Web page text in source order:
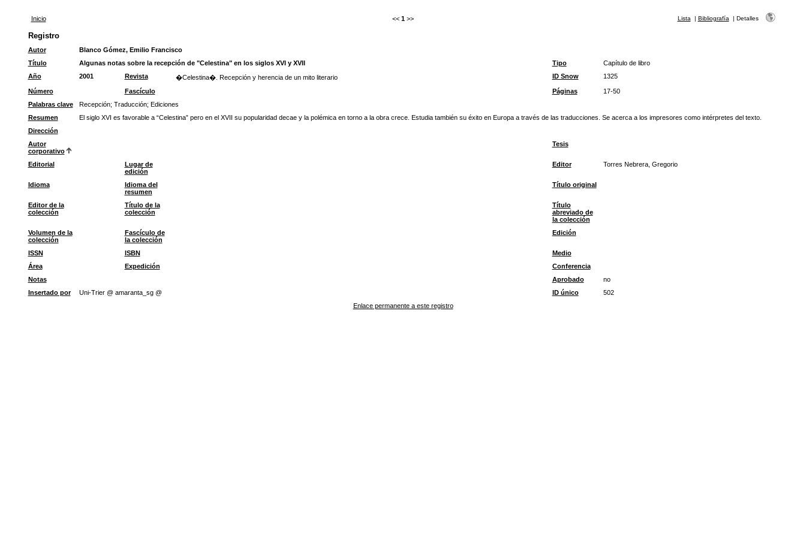
Inicio << 1 >> Lista | Bibliografía | Detalles
Registro
Autor
Blanco Gómez, Emilio Francisco
Título
Algunas notas sobre la recepción de "Celestina" en los siglos XVI y XVII Tipo
Capítulo de libro
Año
2001 Revista �Celestina�. Recepción y herencia de un mito literario ID Snow 1325
Número Fascículo Páginas
17-50
Palabras clave
Recepción; Traducción; Ediciones
Resumen
El siglo XVI es favorable a “Celestina” pero en el XVII su popularidad decae y la polémica en torno a la obra crece. Estudia también su éxito en Europa a través de las traducciones. Se acerca a los impresores como intérpretes del texto.
Dirección
Autor
corporativo
Tesis
Editorial
Lugar de
edición
Editor Torres Nebrera, Gregorio
Idioma
Idioma del
resumen
Título original
Editor de la
colección
Título de la
colección
Título
abreviado de
la colección
Volumen de la
colección
Fascículo de
la colección
Edición
ISSN ISBN
Medio
Área
Expedición
Conferencia
Notas
Aprobado
no
Insertado por
Uni-Trier @ amaranta_sg @ ID único
502
Enlace permanente a este registro